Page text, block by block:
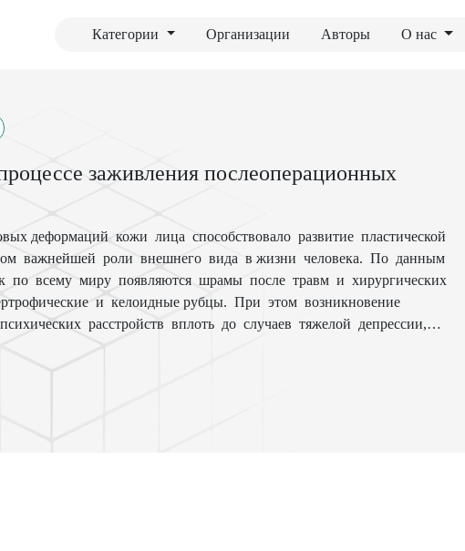
Категории Организации Авторы О нас
заживления послеоперационных
деформаций кожи лица способствовало развитие пластической
важнейшей роли внешнего вида в жизни человека. По данным
по всему миру появляются шрамы после травм и хирургических
и келоидные рубцы. При этом возникновение
расстройств вплоть до случаев тяжелой депрессии,
рубцов представляет собой важную медико-социальную